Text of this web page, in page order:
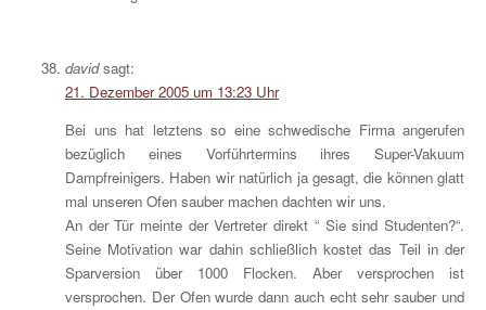
david sagt:
21. Dezember 2005 um 13:23 Uhr
Bei uns hat letztens so eine schwedische Firma angerufen
bezüglich eines Vorführtermins ihres Super-Vakuum
Dampfreinigers. Haben wir natürlich ja gesagt, die können glatt
mal unseren Ofen sauber machen dachten wir uns.
An der Tür meinte der Vertreter direkt “ Sie sind Studenten?“.
Seine Motivation war dahin schließlich kostet das Teil in der
Sparversion über 1000 Flocken. Aber versprochen ist
versprochen. Der Ofen wurde dann auch echt sehr sauber und